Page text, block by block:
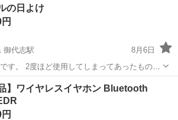
の日よけ
御代志駅
8月6日
す。 2度ほど使用してしまってあったもので
志駅 オーディオ
】ワイヤレスイヤホン Bluetooth